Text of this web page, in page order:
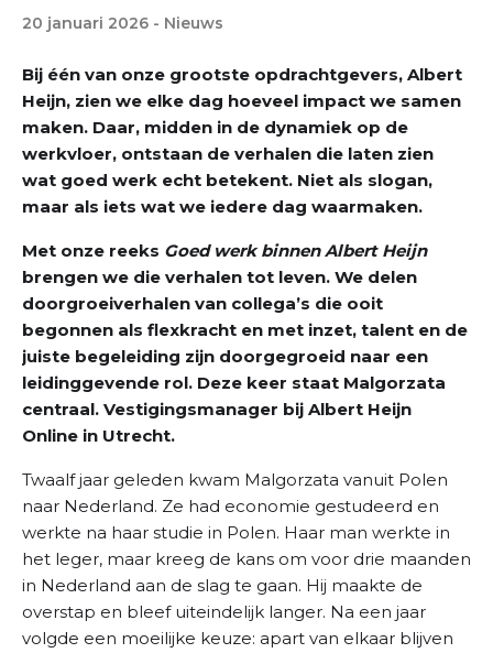
20 januari 2026 - Nieuws
Bij één van onze grootste opdrachtgevers, Albert
Heijn, zien we elke dag hoeveel impact we samen
maken. Daar, midden in de dynamiek op de
werkvloer, ontstaan de verhalen die laten zien
wat goed werk echt betekent. Niet als slogan,
maar als iets wat we iedere dag waarmaken.
Met onze reeks Goed werk binnen Albert Heijn
brengen we die verhalen tot leven. We delen
doorgroeiverhalen van collega’s die ooit
begonnen als flexkracht en met inzet, talent en de
juiste begeleiding zijn doorgegroeid naar een
leidinggevende rol. Deze keer staat Malgorzata
centraal. Vestigingsmanager bij Albert Heijn
Online in Utrecht.
Twaalf jaar geleden kwam Malgorzata vanuit Polen
naar Nederland. Ze had economie gestudeerd en
werkte na haar studie in Polen. Haar man werkte in
het leger, maar kreeg de kans om voor drie maanden
in Nederland aan de slag te gaan. Hij maakte de
overstap en bleef uiteindelijk langer. Na een jaar
volgde een moeilijke keuze: apart van elkaar blijven